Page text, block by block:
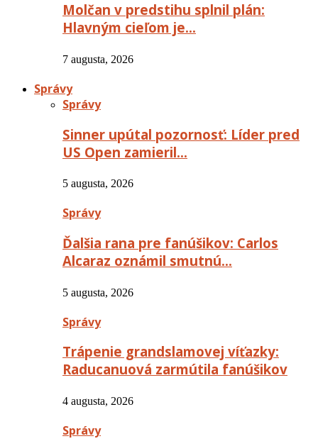
Molčan v predstihu splnil plán:
Hlavným cieľom je…
7 augusta, 2026
Správy
Správy
Sinner upútal pozornosť: Líder pred
US Open zamieril…
5 augusta, 2026
Správy
Ďalšia rana pre fanúšikov: Carlos
Alcaraz oznámil smutnú…
5 augusta, 2026
Správy
Trápenie grandslamovej víťazky:
Raducanuová zarmútila fanúšikov
4 augusta, 2026
Správy